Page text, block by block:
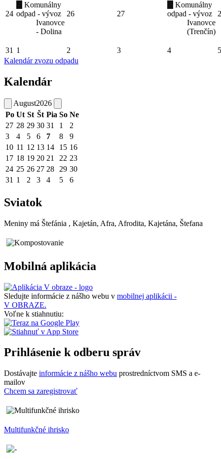
24
Komunálny
odpad - vývoz
Ivanovce
- Dolina
26 27
Komunálny
odpad - vývoz
Ivanovce
(Trenčín)
31 1 2 3 4
5
Kalendár zvozu odpadu
Kalendár
August2026
Po Ut St Št Pia So Ne
27 28 29 30 31 1
2
3
4 5 6 7 8
9
10 11 12 13 14 15 16
17 18 19 20 21 22 23
24 25 26 27 28 29 30
31 1 2 3 4 5 6
Sviatok
Meniny má Štefánia , Kajetán, Afra, Afrodita, Kajetána, Štefana
Mobilná aplikácia
Sledujte informácie z nášho webu v mobilnej aplikácii -
V OBRAZE.
Voľne k stiahnutiu:
Prihlásenie k odberu správ
Dostávajte informácie z nášho webu prostredníctvom SMS a e-
mailov
Chcem sa zaregistrovať
Multifunkčné ihrisko